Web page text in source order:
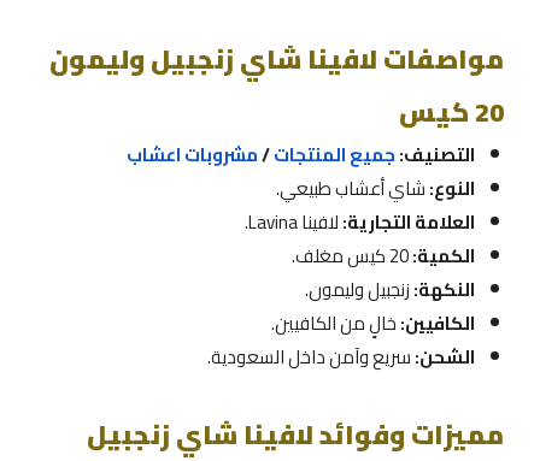
مواصفات لافينا شاي زنجبيل وليمون
20 كيس
التصنيف:جميع المنتجات/مشروبات اعشاب
النوع:شاي أعشاب طبيعي.
العلامة التجارية:لافينا Lavina.
الكمية:
النكهة:زنجبيل وليمون.
الكافيين:خالٍ من الكافيين.
الشحن:سريع وآمن داخل السعودية.
مميزات وفوائد لافينا شاي زنجبيل